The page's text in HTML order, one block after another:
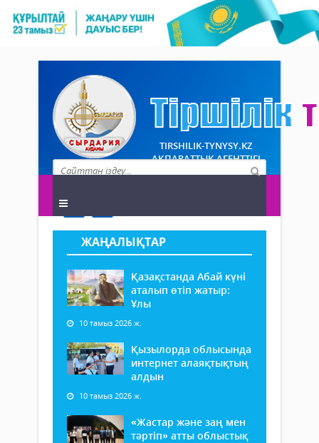
TIRSHILIK-TYNYSY.KZ
АҚПАРАТТЫҚ АГЕНТТІГІ
ЖАҢАЛЫҚТАР
Қазақстанда Абай күні
аталып өтіп жатыр:
Ұлы
10 тамыз 2026 ж.
Қызылорда облысында
интернет алаяқтықтың
алдын
10 тамыз 2026 ж.
«Жастар және заң мен
тәртіп» атты облыстық